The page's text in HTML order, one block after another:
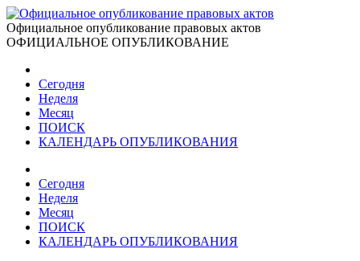
Официальное опубликование правовых актов
ОФИЦИАЛЬНОЕ ОПУБЛИКОВАНИЕ
Сегодня
Неделя
Месяц
ПОИСК
КАЛЕНДАРЬ ОПУБЛИКОВАНИЯ
Сегодня
Неделя
Месяц
ПОИСК
КАЛЕНДАРЬ ОПУБЛИКОВАНИЯ